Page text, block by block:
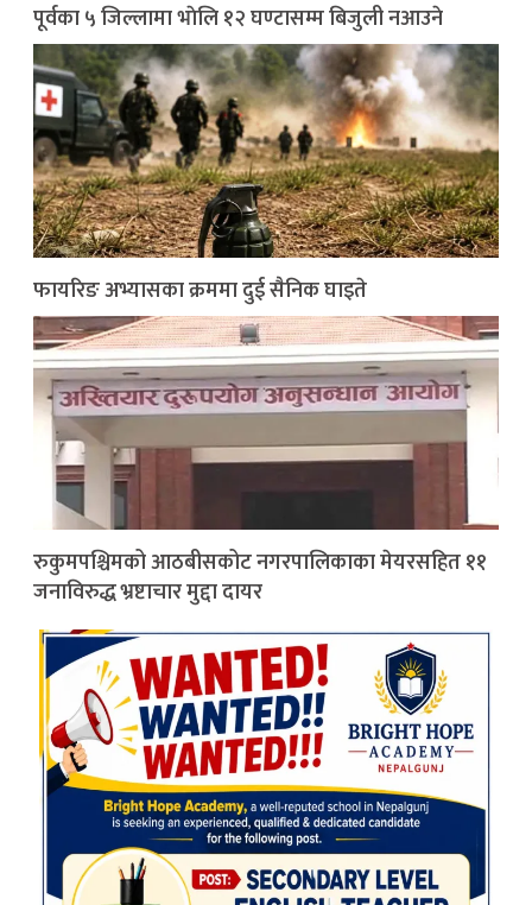
पूर्वका ५ जिल्लामा भाेलि १२ घण्टासम्म बिजुली नआउने
फायरिङ अभ्यासका क्रममा दुई सैनिक घाइते
रुकुमपश्चिमको आठबीसकोट नगरपालिकाका मेयरसहित ११
जनाविरुद्ध भ्रष्टाचार मुद्दा दायर